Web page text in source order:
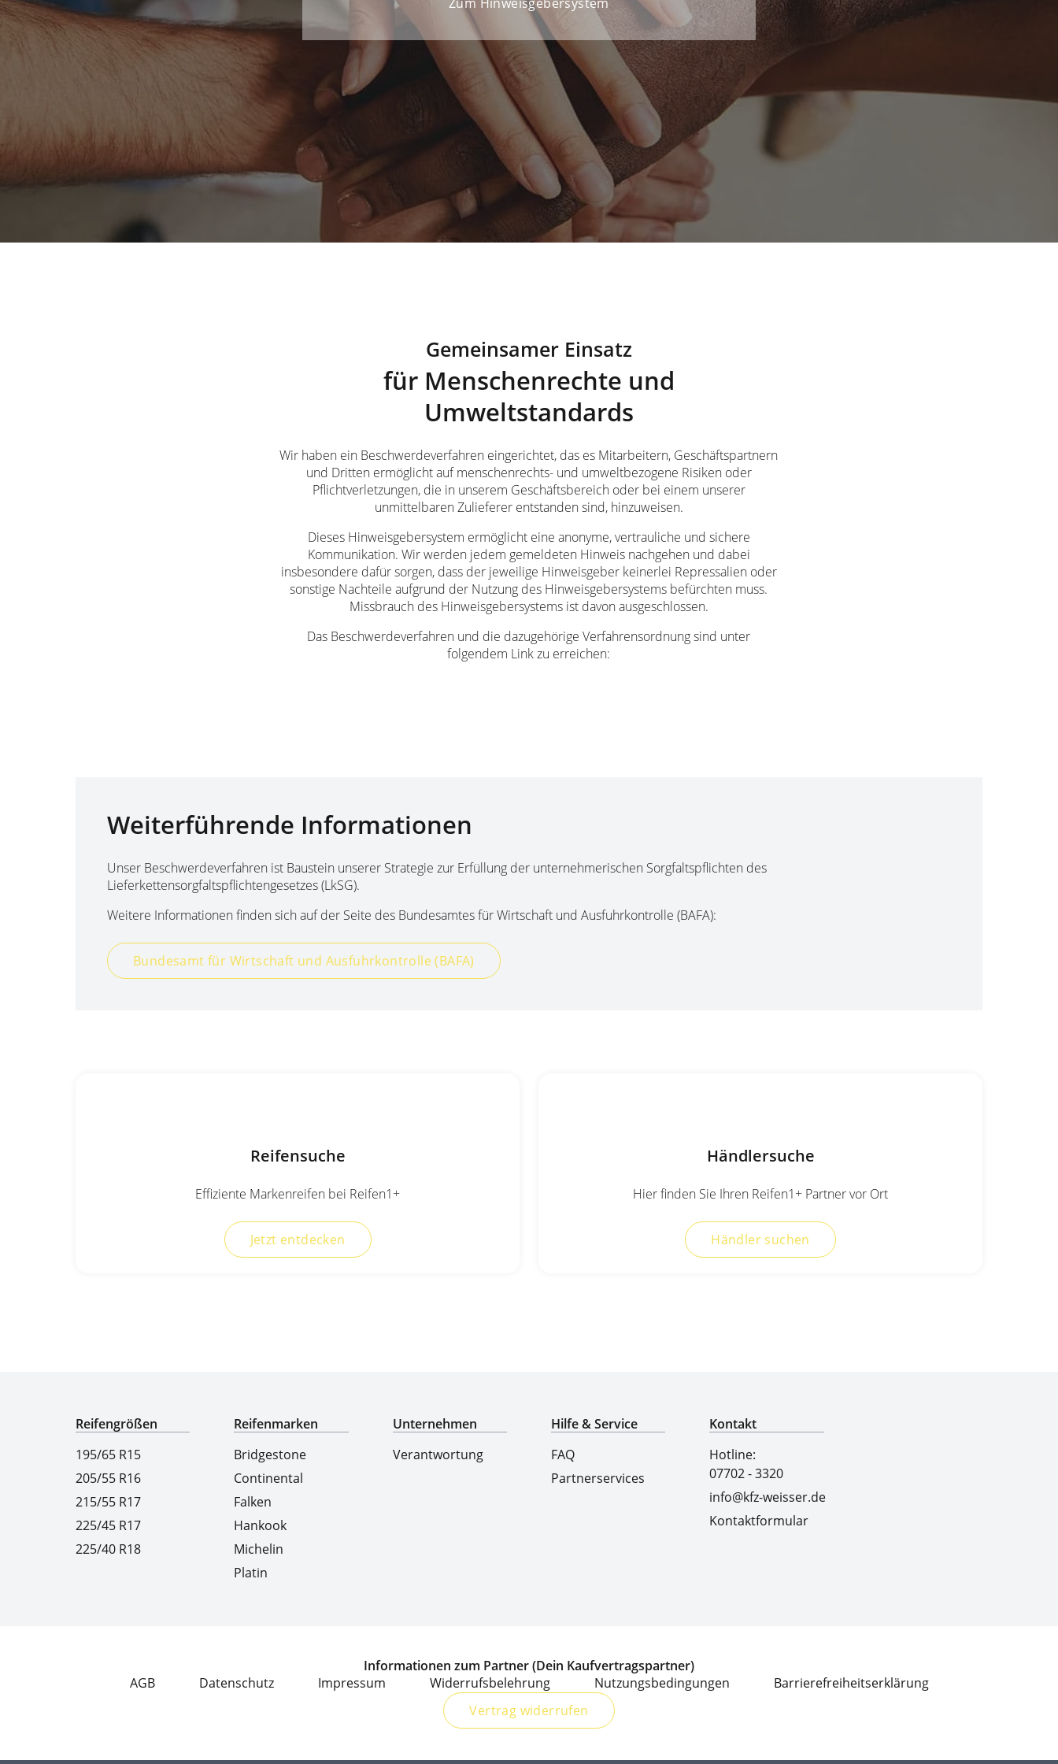
Gemeinsamer Einsatz
für Menschenrechte und
Umweltstandards
Wir haben ein Beschwerdeverfahren eingerichtet, das es Mitarbeitern, Geschäftspartnern
und Dritten ermöglicht auf menschenrechts- und umweltbezogene Risiken oder
Pflichtverletzungen, die in unserem Geschäftsbereich oder bei einem unserer
unmittelbaren Zulieferer entstanden sind, hinzuweisen.
Dieses Hinweisgebersystem ermöglicht eine anonyme, vertrauliche und sichere
Kommunikation. Wir werden jedem gemeldeten Hinweis nachgehen und dabei
insbesondere dafür sorgen, dass der jeweilige Hinweisgeber keinerlei Repressalien oder
sonstige Nachteile aufgrund der Nutzung des Hinweisgebersystems befürchten muss.
Missbrauch des Hinweisgebersystems ist davon ausgeschlossen.
Das Beschwerdeverfahren und die dazugehörige Verfahrensordnung sind unter
folgendem Link zu erreichen:
Weiterführende Informationen
Unser Beschwerdeverfahren ist Baustein unserer Strategie zur Erfüllung der unternehmerischen Sorgfaltspflichten des
Lieferkettensorgfaltspflichtengesetzes (LkSG).
Weitere Informationen finden sich auf der Seite des Bundesamtes für Wirtschaft und Ausfuhrkontrolle (BAFA):
Bundesamt für Wirtschaft und Ausfuhrkontrolle (BAFA)
Reifensuche
Effiziente Markenreifen bei Reifen1+
Jetzt entdecken
Händlersuche
Hier finden Sie Ihren Reifen1+ Partner vor Ort
Händler suchen
Reifengrößen
195/65 R15
205/55 R16
215/55 R17
225/45 R17
225/40 R18
Reifenmarken
Bridgestone
Continental
Falken
Hankook
Michelin
Platin
Unternehmen
Verantwortung
Hilfe & Service
FAQ
Partnerservices
Kontakt
Hotline:
07702 - 3320
info@kfz-weisser.de
Kontaktformular
Informationen zum Partner (Dein Kaufvertragspartner)
AGB
Datenschutz Impressum Widerrufsbelehrung Nutzungsbedingungen
Barrierefreiheitserklärung
Vertrag widerrufen